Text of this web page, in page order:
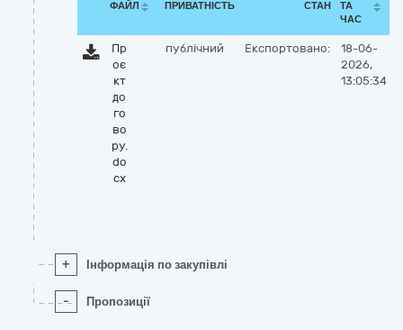
ФАЙЛ ПРИВАТНІСТЬ СТАН
ТА
ЧАС
Пр
оє
кт
до
го
во
ру.
do
cx
публічний Експортовано:
18-06-
2026,
13:05:34
+ Інформація по закупівлі
- Пропозиції